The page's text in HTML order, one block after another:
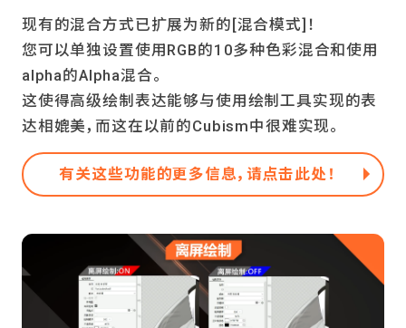
现有的混合方式已扩展为新的[混合模式]！
您可以单独设置使用RGB的10多种色彩混合和使用
alpha的Alpha混合。
这使得高级绘制表达能够与使用绘制工具实现的表
达相媲美，而这在以前的Cubism中很难实现。
有关这些功能的更多信息，请点击此处！